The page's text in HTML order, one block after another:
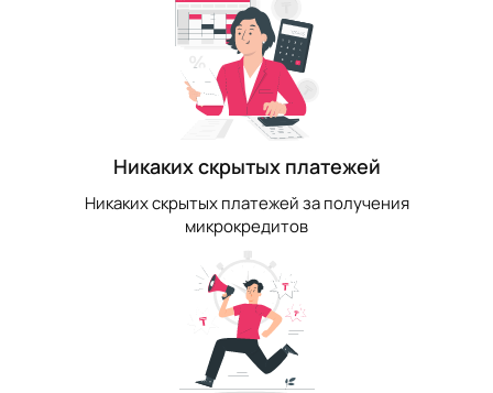
Никаких скрытых платежей
Никаких скрытых платежей за получения
микрокредитов